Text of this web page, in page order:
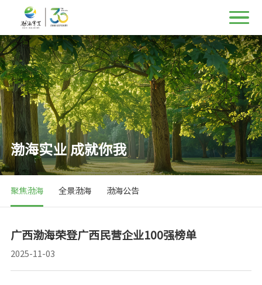
渤海实业 成就你我
聚焦渤海 全景渤海 渤海公告
广西渤海荣登广西民营企业100强榜单
2025-11-03